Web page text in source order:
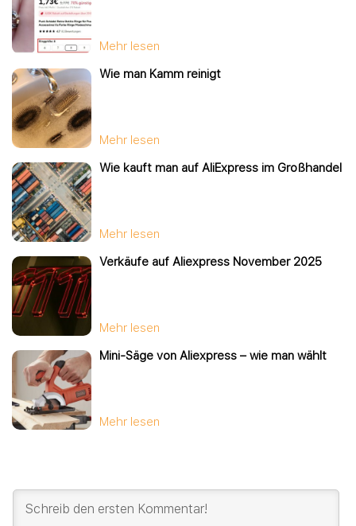
Mehr lesen
Wie man Kamm reinigt
Mehr lesen
Wie kauft man auf AliExpress im Großhandel
Mehr lesen
Verkäufe auf Aliexpress November 2025
Mehr lesen
Mini-Säge von Aliexpress – wie man wählt
Mehr lesen